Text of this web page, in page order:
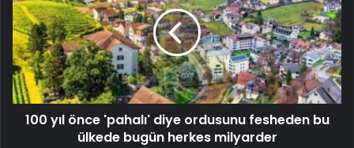
100 yıl önce 'pahalı' diye ordusunu fesheden bu
ülkede bugün herkes milyarder